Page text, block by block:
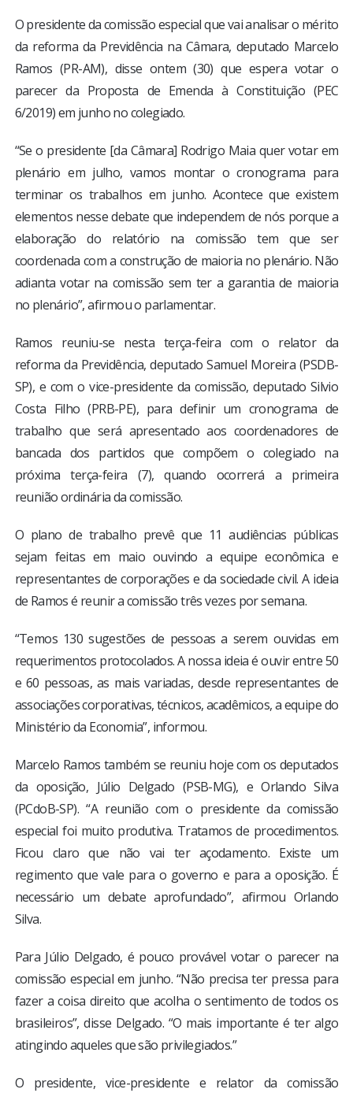
O presidente da comissão especial que vai analisar o mérito
da reforma da Previdência na Câmara, deputado Marcelo
Ramos (PR-AM), disse ontem (30) que espera votar o
parecer da Proposta de Emenda à Constituição (PEC
6/2019) em junho no colegiado.
“Se o presidente [da Câmara] Rodrigo Maia quer votar em
plenário em julho, vamos montar o cronograma para
terminar os trabalhos em junho. Acontece que existem
elementos nesse debate que independem de nós porque a
elaboração do relatório na comissão tem que ser
coordenada com a construção de maioria no plenário. Não
adianta votar na comissão sem ter a garantia de maioria
no plenário”, afirmou o parlamentar.
Ramos reuniu-se nesta terça-feira com o relator da
reforma da Previdência, deputado Samuel Moreira (PSDB-
SP), e com o vice-presidente da comissão, deputado Silvio
Costa Filho (PRB-PE), para definir um cronograma de
trabalho que será apresentado aos coordenadores de
bancada dos partidos que compõem o colegiado na
próxima terça-feira (7), quando ocorrerá a primeira
reunião ordinária da comissão.
O plano de trabalho prevê que 11 audiências públicas
sejam feitas em maio ouvindo a equipe econômica e
representantes de corporações e da sociedade civil. A ideia
de Ramos é reunir a comissão três vezes por semana.
“Temos 130 sugestões de pessoas a serem ouvidas em
requerimentos protocolados. A nossa ideia é ouvir entre 50
e 60 pessoas, as mais variadas, desde representantes de
associações corporativas, técnicos, acadêmicos, a equipe do
Ministério da Economia”, informou.
Marcelo Ramos também se reuniu hoje com os deputados
da oposição, Júlio Delgado (PSB-MG), e Orlando Silva
(PCdoB-SP). “A reunião com o presidente da comissão
especial foi muito produtiva. Tratamos de procedimentos.
Ficou claro que não vai ter açodamento. Existe um
regimento que vale para o governo e para a oposição. É
necessário um debate aprofundado”, afirmou Orlando
Silva.
Para Júlio Delgado, é pouco provável votar o parecer na
comissão especial em junho. “Não precisa ter pressa para
fazer a coisa direito que acolha o sentimento de todos os
brasileiros”, disse Delgado. “O mais importante é ter algo
atingindo aqueles que são privilegiados.”
O presidente, vice-presidente e relator da comissão